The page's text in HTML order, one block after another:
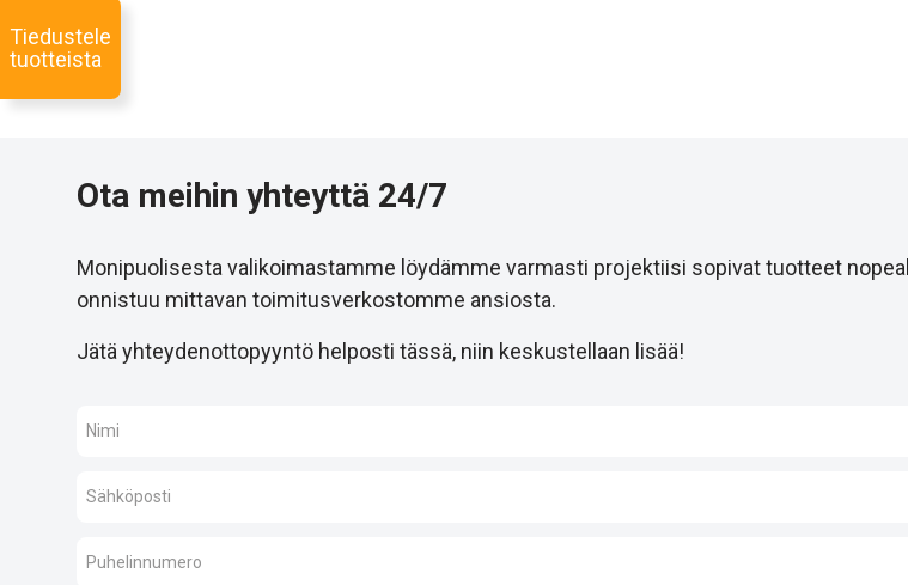
Ota meihin yhteyttä 24/7
Monipuolisesta valikoimastamme löydämme varmasti projektiisi sopivat tuotteet
onnistuu mittavan toimitusverkostomme ansiosta.
Jätä yhteydenottopyyntö helposti tässä, niin keskustellaan lisää!
Tiedustele
tuotteista